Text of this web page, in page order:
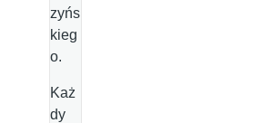
zyńs
kieg
o.
Każ
dy